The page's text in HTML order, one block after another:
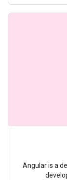
Angular is a